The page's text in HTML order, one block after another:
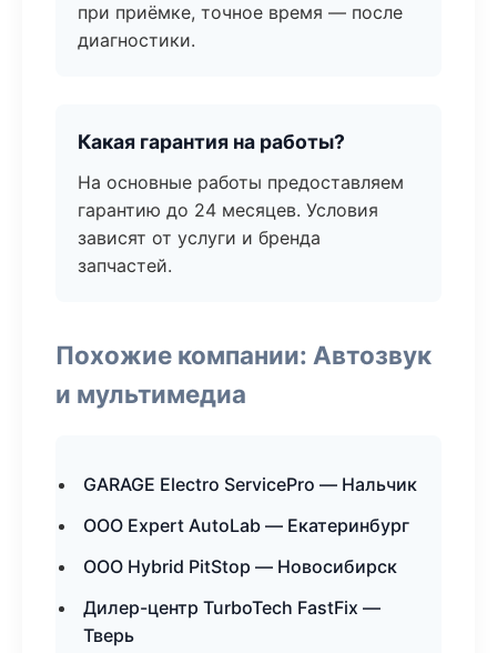
при приёмке, точное время — после
диагностики.
Какая гарантия на работы?
На основные работы предоставляем
гарантию до 24 месяцев. Условия
зависят от услуги и бренда
запчастей.
Похожие компании: Автозвук
и мультимедиа
GARAGE Electro ServicePro — Нальчик
ООО Expert AutoLab — Екатеринбург
ООО Hybrid PitStop — Новосибирск
Дилер-центр TurboTech FastFix —
Тверь